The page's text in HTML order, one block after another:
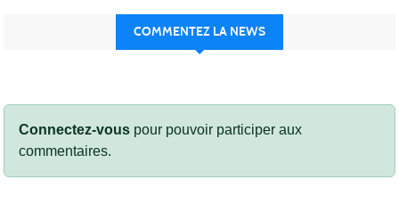
COMMENTEZ LA NEWS
Connectez-vous pour pouvoir participer aux
commentaires.